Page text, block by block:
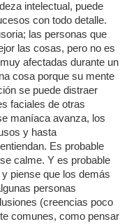
intelectual, puede
con todo detalle.
las personas que
las cosas, pero no es
afectadas durante un
cosa porque su mente
se puede distraer
faciales de otras
maníaca avanza, los
y hasta
Es probable
calme. Y es probable
piense que los demás
personas
(creencias poco
comunes, como pensar